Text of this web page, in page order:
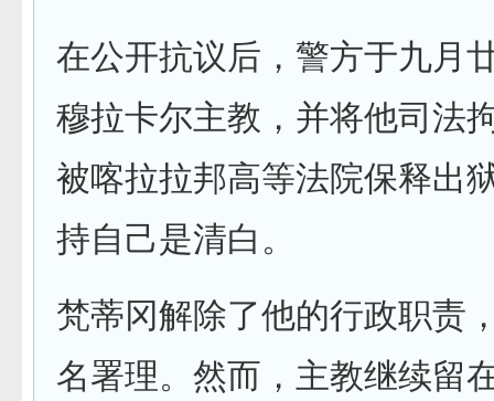
在公开抗议后，警方于九月
穆拉卡尔主教，并将他司法
被喀拉拉邦高等法院保释出
持自己是清白。
梵蒂冈解除了他的行政职责
名署理。然而，主教继续留